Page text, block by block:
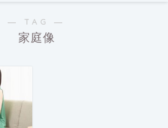
― TAG ―
家庭像